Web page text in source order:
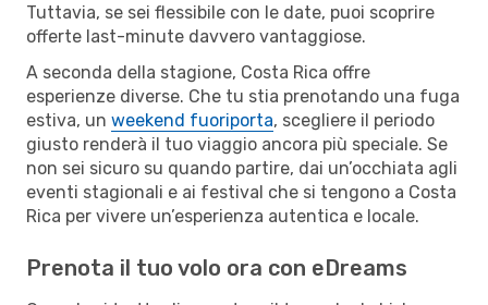
Tuttavia, se sei flessibile con le date, puoi scoprire
offerte last-minute davvero vantaggiose.
A seconda della stagione, Costa Rica offre
esperienze diverse. Che tu stia prenotando una fuga
estiva, un weekend fuoriporta, scegliere il periodo
giusto renderà il tuo viaggio ancora più speciale. Se
non sei sicuro su quando partire, dai un’occhiata agli
eventi stagionali e ai festival che si tengono a Costa
Rica per vivere un’esperienza autentica e locale.
Prenota il tuo volo ora con eDreams